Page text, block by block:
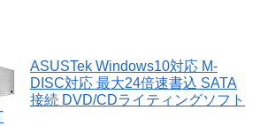
ASUSTek Windows10対応 M-
DISC対応 最大24倍速書込 SATA
接続 DVD/CDライティングソフト